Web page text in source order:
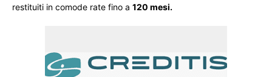
restituiti in comode rate fino a 120 mesi.